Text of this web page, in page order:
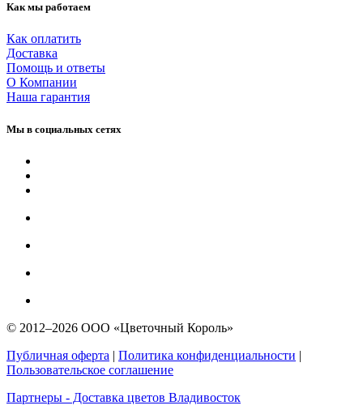
Как мы работаем
Как оплатить
Доставка
Помощь и ответы
О Компании
Наша гарантия
Мы в социальных сетях
© 2012–2026 ООО «Цветочный Король»
Публичная оферта | Политика конфиденциальности |
Пользовательское соглашение
Партнеры - Доставка цветов Владивосток